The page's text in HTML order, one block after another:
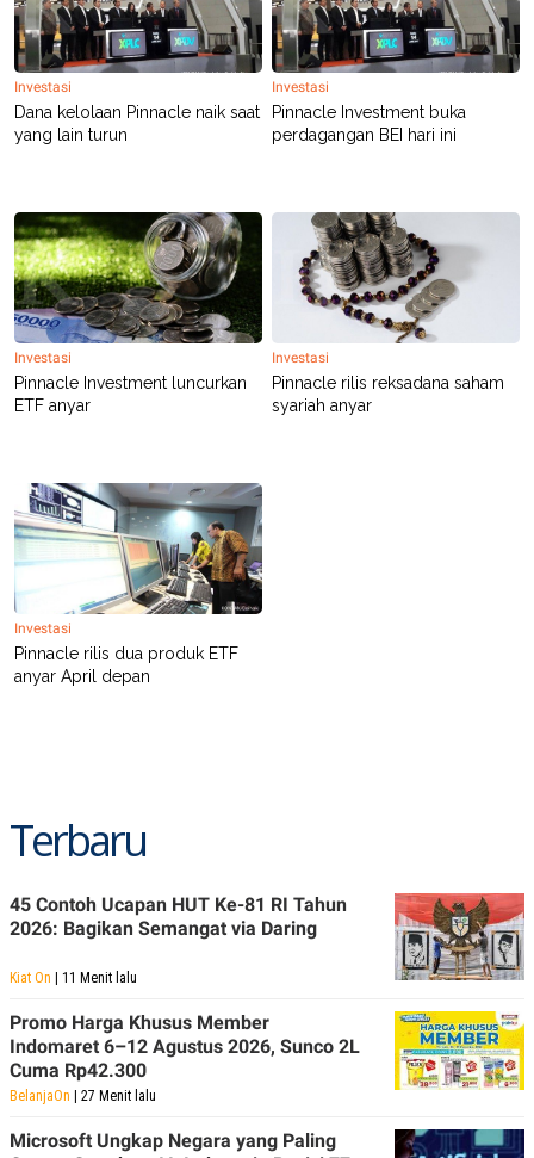
A
S
K
E
M
N
T
A
N
V
E
L
E
S
T
A
R
I
P
U
S
A
D
T
A
I
M
A
G
S
KL
K
N
A
N
A
C
A
E
M
P
E
S
R
E
L
E
S
E
Investasi
Dana kelolaan Pinnacle naik saat
yang lain turun
Investasi
Pinnacle Investment buka
perdagangan BEI hari ini
Investasi
Pinnacle Investment luncurkan
ETF anyar
Investasi
Pinnacle rilis reksadana saham
syariah anyar
Investasi
Pinnacle rilis dua produk ETF
anyar April depan
Terbaru
45 Contoh Ucapan HUT Ke-81 RI Tahun
2026: Bagikan Semangat via Daring
Kiat On | 11 Menit lalu
Promo Harga Khusus Member
Indomaret 6–12 Agustus 2026, Sunco 2L
Cuma Rp42.300
BelanjaOn | 27 Menit lalu
Microsoft Ungkap Negara yang Paling